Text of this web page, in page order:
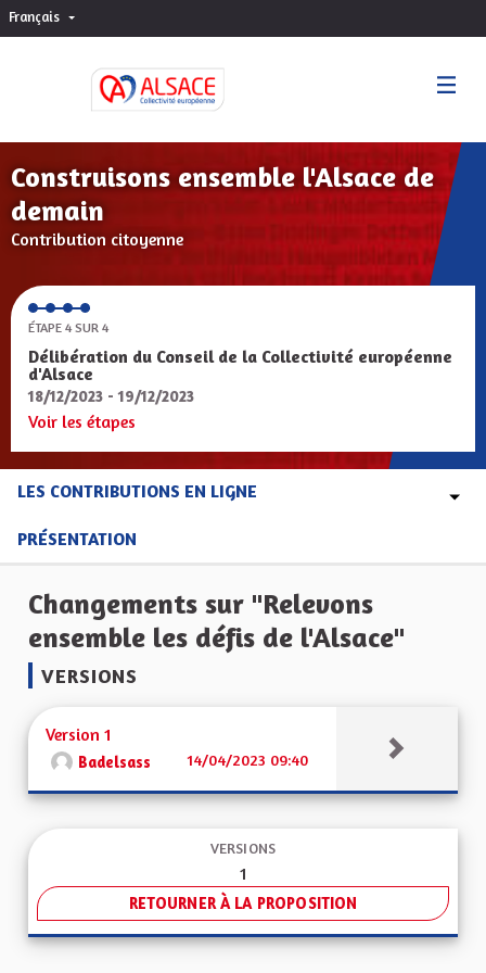
Français Choisir la langue
Construisons ensemble l'Alsace de
demain
Contribution citoyenne
ÉTAPE 4 SUR 4
Délibération du Conseil de la Collectivité européenne
d'Alsace
18/12/2023 - 19/12/2023
Voir les étapes
LES CONTRIBUTIONS EN LIGNE
PRÉSENTATION
Changements sur "Relevons
ensemble les défis de l'Alsace"
VERSIONS
Version 1
Badelsass 14/04/2023 09:40
VERSIONS
1
RETOURNER À LA PROPOSITION